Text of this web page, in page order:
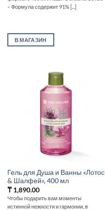
– Формула содержит 91% [...]
В МАГАЗИН
Гель для Душа и Ванны «Лотос
& Шалфей», 400 мл
₸1,890.00
Чтобы подарить вам моменты
истинной нежности и гармонии, в